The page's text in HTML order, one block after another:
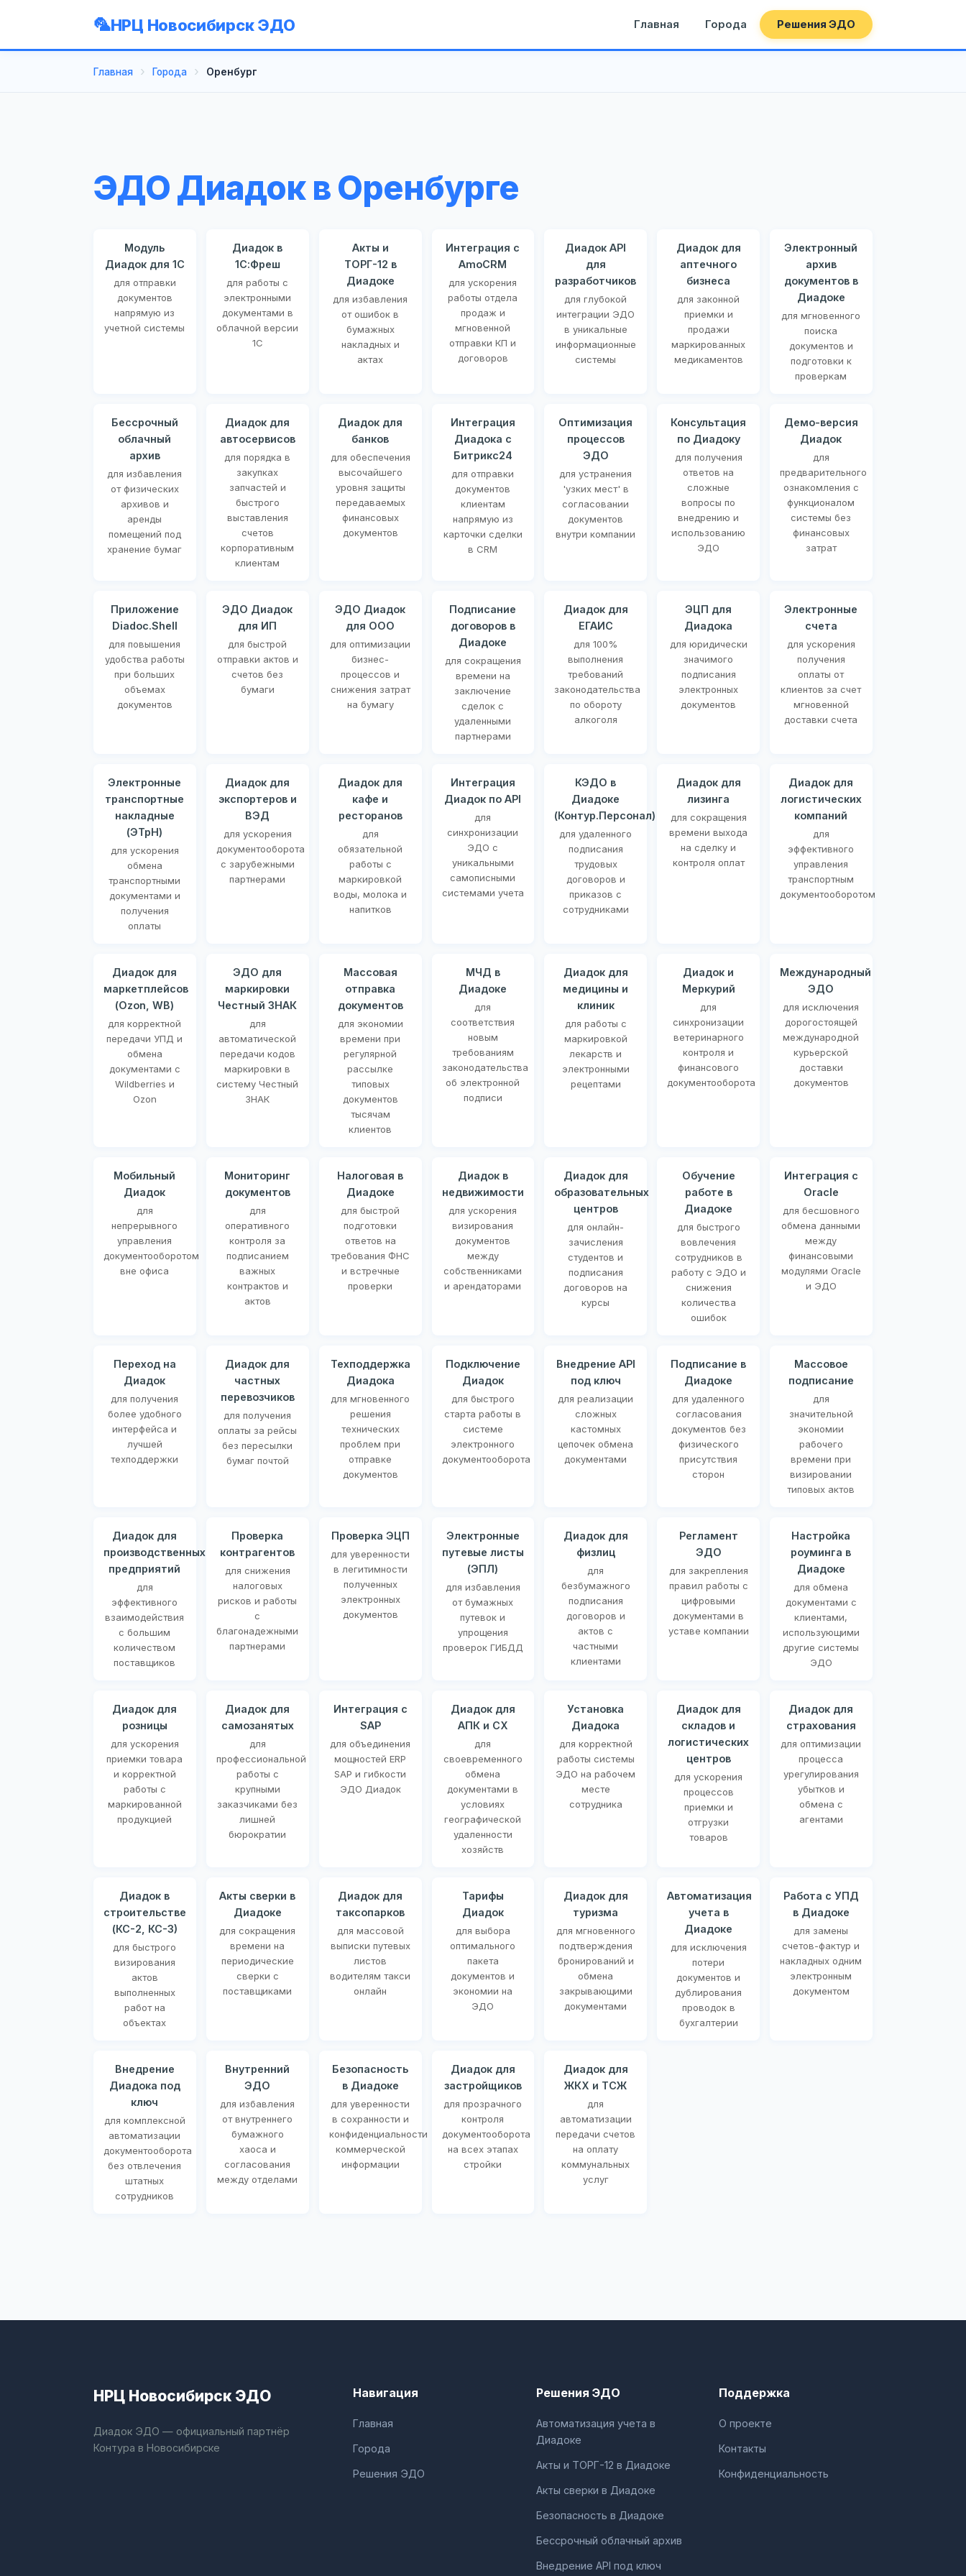
НРЦ Новосибирск ЭДО Главная Города Решения ЭДО
Главная Города Оренбург
ЭДО Диадок в Оренбурге
Модуль
Диадок для 1С
для отправки
документов
напрямую из
учетной системы
Диадок в
1С:Фреш
для работы с
электронными
документами в
облачной версии
1С
Акты и
ТОРГ-12 в
Диадоке
для избавления
от ошибок в
бумажных
накладных и
актах
Интеграция с
AmoCRM
для ускорения
работы отдела
продаж и
мгновенной
отправки КП и
договоров
Диадок API
для
разработчиков
для глубокой
интеграции ЭДО
в уникальные
информационные
системы
Диадок для
аптечного
бизнеса
для законной
приемки и
продажи
маркированных
медикаментов
Электронный
архив
документов в
Диадоке
для мгновенного
поиска
документов и
подготовки к
проверкам
Бессрочный
облачный
архив
для избавления
от физических
архивов и
аренды
помещений под
хранение бумаг
Диадок для
автосервисов
для порядка в
закупках
запчастей и
быстрого
выставления
счетов
корпоративным
клиентам
Диадок для
банков
для обеспечения
высочайшего
уровня защиты
передаваемых
финансовых
документов
Интеграция
Диадока с
Битрикс24
для отправки
документов
клиентам
напрямую из
карточки сделки
в CRM
Оптимизация
процессов
ЭДО
для устранения
'узких мест' в
согласовании
документов
внутри компании
Консультация
по Диадоку
для получения
ответов на
сложные
вопросы по
внедрению и
использованию
ЭДО
Демо-версия
Диадок
для
предварительного
ознакомления с
функционалом
системы без
финансовых
затрат
Приложение
Diadoc.Shell
для повышения
удобства работы
при больших
объемах
документов
ЭДО Диадок
для ИП
для быстрой
отправки актов и
счетов без
бумаги
ЭДО Диадок
для ООО
для оптимизации
бизнес-
процессов и
снижения затрат
на бумагу
Подписание
договоров в
Диадоке
для сокращения
времени на
заключение
сделок с
удаленными
партнерами
Диадок для
ЕГАИС
для 100%
выполнения
требований
законодательства
по обороту
алкоголя
ЭЦП для
Диадока
для юридически
значимого
подписания
электронных
документов
Электронные
счета
для ускорения
получения
оплаты от
клиентов за счет
мгновенной
доставки счета
Электронные
транспортные
накладные
(ЭТрН)
для ускорения
обмена
транспортными
документами и
получения
оплаты
Диадок для
экспортеров и
ВЭД
для ускорения
документооборота
с зарубежными
партнерами
Диадок для
кафе и
ресторанов
для
обязательной
работы с
маркировкой
воды, молока и
напитков
Интеграция
Диадок по API
для
синхронизации
ЭДО с
уникальными
самописными
системами учета
КЭДО в
Диадоке
(Контур.Персонал)
для удаленного
подписания
трудовых
договоров и
приказов с
сотрудниками
Диадок для
лизинга
для сокращения
времени выхода
на сделку и
контроля оплат
Диадок для
логистических
компаний
для
эффективного
управления
транспортным
документооборотом
Диадок для
маркетплейсов
(Ozon, WB)
для корректной
передачи УПД и
обмена
документами с
Wildberries и
Ozon
ЭДО для
маркировки
Честный ЗНАК
для
автоматической
передачи кодов
маркировки в
систему Честный
ЗНАК
Массовая
отправка
документов
для экономии
времени при
регулярной
рассылке
типовых
документов
тысячам
клиентов
МЧД в
Диадоке
для
соответствия
новым
требованиям
законодательства
об электронной
подписи
Диадок для
медицины и
клиник
для работы с
маркировкой
лекарств и
электронными
рецептами
Диадок и
Меркурий
для
синхронизации
ветеринарного
контроля и
финансового
документооборота
Международный
ЭДО
для исключения
дорогостоящей
международной
курьерской
доставки
документов
Мобильный
Диадок
для
непрерывного
управления
документооборотом
вне офиса
Мониторинг
документов
для
оперативного
контроля за
подписанием
важных
контрактов и
актов
Налоговая в
Диадоке
для быстрой
подготовки
ответов на
требования ФНС
и встречные
проверки
Диадок в
недвижимости
для ускорения
визирования
документов
между
собственниками
и арендаторами
Диадок для
образовательных
центров
для онлайн-
зачисления
студентов и
подписания
договоров на
курсы
Обучение
работе в
Диадоке
для быстрого
вовлечения
сотрудников в
работу с ЭДО и
снижения
количества
ошибок
Интеграция с
Oracle
для бесшовного
обмена данными
между
финансовыми
модулями Oracle
и ЭДО
Переход на
Диадок
для получения
более удобного
интерфейса и
лучшей
техподдержки
Диадок для
частных
перевозчиков
для получения
оплаты за рейсы
без пересылки
бумаг почтой
Техподдержка
Диадока
для мгновенного
решения
технических
проблем при
отправке
документов
Подключение
Диадок
для быстрого
старта работы в
системе
электронного
документооборота
Внедрение API
под ключ
для реализации
сложных
кастомных
цепочек обмена
документами
Подписание в
Диадоке
для удаленного
согласования
документов без
физического
присутствия
сторон
Массовое
подписание
для
значительной
экономии
рабочего
времени при
визировании
типовых актов
Диадок для
производственных
предприятий
для
эффективного
взаимодействия
с большим
количеством
поставщиков
Проверка
контрагентов
для снижения
налоговых
рисков и работы
с
благонадежными
партнерами
Проверка ЭЦП
для уверенности
в легитимности
полученных
электронных
документов
Электронные
путевые листы
(ЭПЛ)
для избавления
от бумажных
путевок и
упрощения
проверок ГИБДД
Диадок для
физлиц
для
безбумажного
подписания
договоров и
актов с
частными
клиентами
Регламент
ЭДО
для закрепления
правил работы с
цифровыми
документами в
уставе компании
Настройка
роуминга в
Диадоке
для обмена
документами с
клиентами,
использующими
другие системы
ЭДО
Диадок для
розницы
для ускорения
приемки товара
и корректной
работы с
маркированной
продукцией
Диадок для
самозанятых
для
профессиональной
работы с
крупными
заказчиками без
лишней
бюрократии
Интеграция с
SAP
для объединения
мощностей ERP
SAP и гибкости
ЭДО Диадок
Диадок для
АПК и СХ
для
своевременного
обмена
документами в
условиях
географической
удаленности
хозяйств
Установка
Диадока
для корректной
работы системы
ЭДО на рабочем
месте
сотрудника
Диадок для
складов и
логистических
центров
для ускорения
процессов
приемки и
отгрузки
товаров
Диадок для
страхования
для оптимизации
процесса
урегулирования
убытков и
обмена с
агентами
Диадок в
строительстве
(КС-2, КС-3)
для быстрого
визирования
актов
выполненных
работ на
объектах
Акты сверки в
Диадоке
для сокращения
времени на
периодические
сверки с
поставщиками
Диадок для
таксопарков
для массовой
выписки путевых
листов
водителям такси
онлайн
Тарифы
Диадок
для выбора
оптимального
пакета
документов и
экономии на
ЭДО
Диадок для
туризма
для мгновенного
подтверждения
бронирований и
обмена
закрывающими
документами
Автоматизация
учета в
Диадоке
для исключения
потери
документов и
дублирования
проводок в
бухгалтерии
Работа с УПД
в Диадоке
для замены
счетов-фактур и
накладных одним
электронным
документом
Внедрение
Диадока под
ключ
для комплексной
автоматизации
документооборота
без отвлечения
штатных
сотрудников
Внутренний
ЭДО
для избавления
от внутреннего
бумажного
хаоса и
согласования
между отделами
Безопасность
в Диадоке
для уверенности
в сохранности и
конфиденциальности
коммерческой
информации
Диадок для
застройщиков
для прозрачного
контроля
документооборота
на всех этапах
стройки
Диадок для
ЖКХ и ТСЖ
для
автоматизации
передачи счетов
на оплату
коммунальных
услуг
НРЦ Новосибирск ЭДО
Диадок ЭДО — официальный партнёр
Контура в Новосибирске
Навигация
Главная
Города
Решения ЭДО
Решения ЭДО
Автоматизация учета в
Диадоке
Акты и ТОРГ-12 в Диадоке
Акты сверки в Диадоке
Безопасность в Диадоке
Бессрочный облачный архив
Внедрение API под ключ
Поддержка
О проекте
Контакты
Конфиденциальность